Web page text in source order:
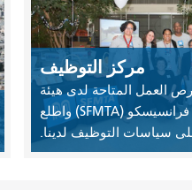
مركز التوظيف
العمل المتاحة لدى هيئة
النقل في سان فرانسيسكو (SFMTA) واطلع
سياسات التوظيف لدينا.